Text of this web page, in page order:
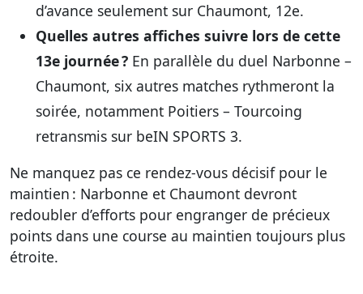
d’avance seulement sur Chaumont, 12e.
Quelles autres affiches suivre lors de cette
13e journée ? En parallèle du duel Narbonne –
Chaumont, six autres matches rythmeront la
soirée, notamment Poitiers – Tourcoing
retransmis sur beIN SPORTS 3.
Ne manquez pas ce rendez-vous décisif pour le
maintien : Narbonne et Chaumont devront
redoubler d’efforts pour engranger de précieux
points dans une course au maintien toujours plus
étroite.